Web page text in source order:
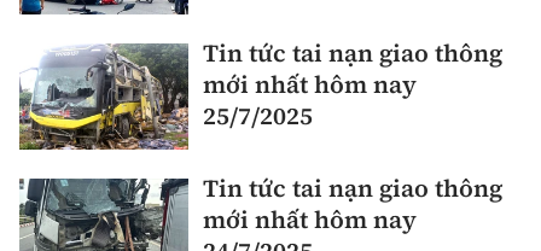
Tin tức tai nạn giao thông
mới nhất hôm nay
25/7/2025
Tin tức tai nạn giao thông
mới nhất hôm nay